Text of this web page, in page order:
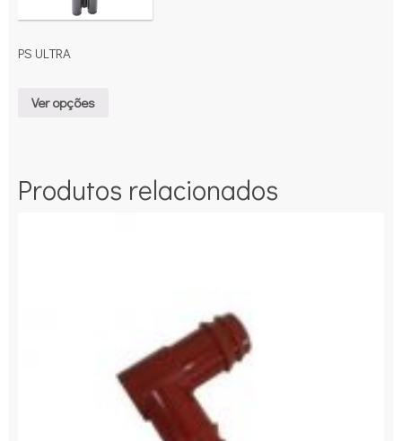
PS ULTRA
Ver opções
Produtos relacionados